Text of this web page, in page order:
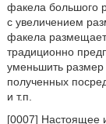
факела большого
с увеличением
факела
традиционно
уменьшить размер
полученных
и т.п.
[0007] Настоящее